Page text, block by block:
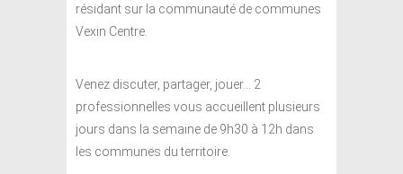
résidant sur la communauté de communes
Vexin Centre.
Venez discuter, partager, jouer… 2
professionnelles vous accueillent plusieurs
jours dans la semaine de 9h30 à 12h dans
les communes du territoire.